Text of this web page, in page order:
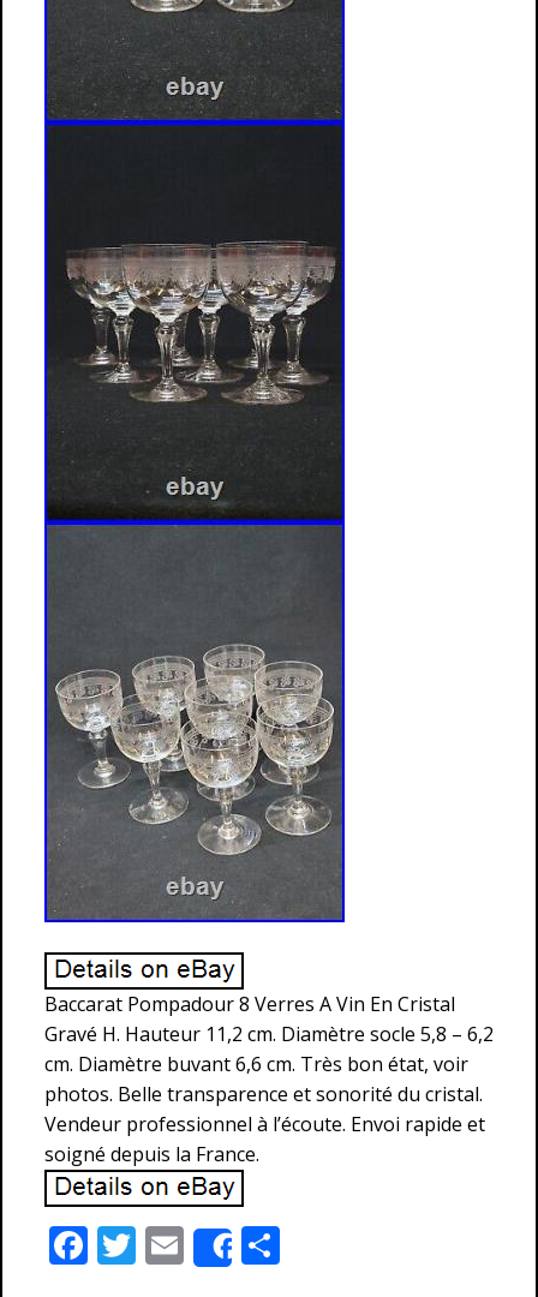
Baccarat Pompadour 8 Verres A Vin En Cristal
Gravé H. Hauteur 11,2 cm. Diamètre socle 5,8 – 6,2
cm. Diamètre buvant 6,6 cm. Très bon état, voir
photos. Belle transparence et sonorité du cristal.
Vendeur professionnel à l’écoute. Envoi rapide et
soigné depuis la France.
F T E
m
Share